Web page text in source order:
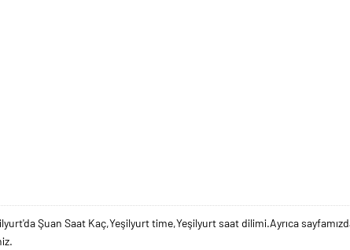
Şuan Saat Kaç,Yeşilyurt time,Yeşilyurt saat dilimi.Ayrıca